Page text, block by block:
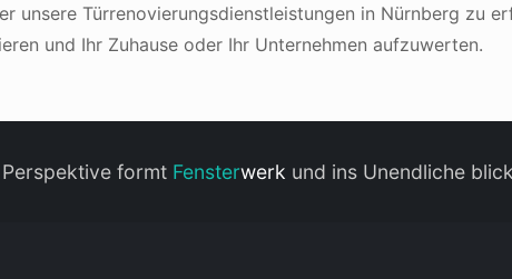
unsere Türrenovierungsdienstleistungen in Nürnberg zu
und Ihr Zuhause oder Ihr Unternehmen aufzuwerten.
Perspektive formt Fensterwerk und ins Unendliche